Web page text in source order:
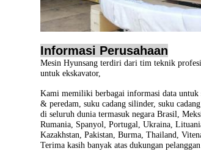
Informasi Perusahaan
Mesin Hyunsang terdiri dari tim teknik
untuk ekskavator,
Kami memiliki berbagai informasi data untuk
& peredam, suku cadang silinder, suku
di seluruh dunia termasuk negara Brasil,
Rumania, Spanyol, Portugal, Ukraina,
Kazakhstan, Pakistan, Burma, Thailand,
Terima kasih banyak atas dukungan